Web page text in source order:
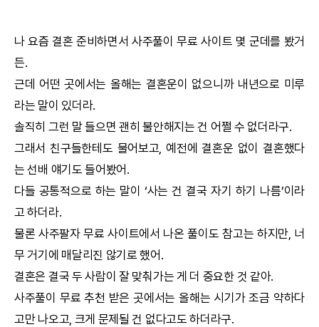
나 요즘 결혼 준비하면서 사주풀이 무료 사이트 몇 군데를 봤거
든.
근데 어떤 곳에서는 올해는 결혼운이 없으니까 내년으로 미루
라는 말이 있더라.
솔직히 그런 말 들으면 괜히 불안해지는 건 어쩔 수 없더라구.
그래서 친구들한테도 물어보고, 예전에 결혼운 없이 결혼했다
는 선배 얘기도 들어봤어.
다들 공통적으로 하는 말이 ‘사는 건 결국 자기 하기 나름’이라
고 하더라.
물론 사주팔자 무료 사이트에서 나온 풀이도 참고는 하지만, 너
무 거기에 매달리진 않기로 했어.
결혼은 결국 두 사람이 잘 맞춰가는 게 더 중요한 것 같아.
사주풀이 무료 추천 받은 곳에서는 올해는 시기가 조금 약하다
고만 나오고, 크게 문제될 건 없다고도 하더라구.